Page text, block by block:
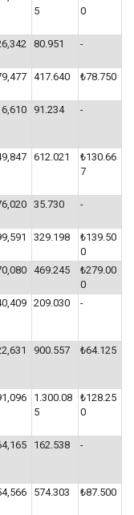
5
0
80.951 -
417.640 ₺78.750
91.234 -
612.021
₺130.66
7
35.730 -
329.198
₺139.50
0
469.245
₺279.00
0
209.030 -
900.557 ₺64.125
1.300.08
5
₺128.25
0
162.538 -
574.303 ₺87.500